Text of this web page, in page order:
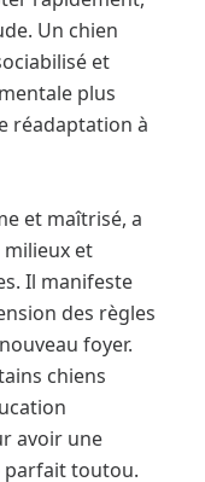
Un chien
et
plus
réadaptation à
et maîtrisé, a
milieux et
Il manifeste
des règles
foyer.
chiens
avoir une
parfait toutou.